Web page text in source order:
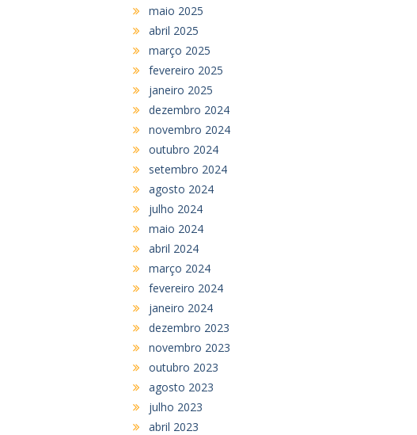
maio 2025
abril 2025
março 2025
fevereiro 2025
janeiro 2025
dezembro 2024
novembro 2024
outubro 2024
setembro 2024
agosto 2024
julho 2024
maio 2024
abril 2024
março 2024
fevereiro 2024
janeiro 2024
dezembro 2023
novembro 2023
outubro 2023
agosto 2023
julho 2023
abril 2023